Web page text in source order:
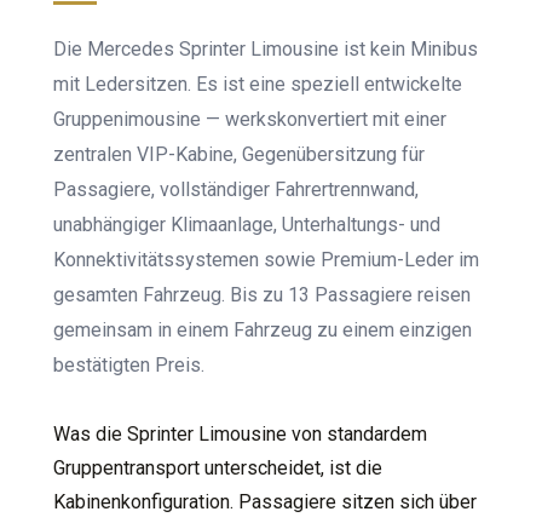
Die Mercedes Sprinter Limousine ist kein Minibus
mit Ledersitzen. Es ist eine speziell entwickelte
Gruppenimousine — werkskonvertiert mit einer
zentralen VIP-Kabine, Gegenübersitzung für
Passagiere, vollständiger Fahrertrennwand,
unabhängiger Klimaanlage, Unterhaltungs- und
Konnektivitätssystemen sowie Premium-Leder im
gesamten Fahrzeug. Bis zu 13 Passagiere reisen
gemeinsam in einem Fahrzeug zu einem einzigen
bestätigten Preis.
Was die Sprinter Limousine von standardem
Gruppentransport unterscheidet, ist die
Kabinenkonfiguration. Passagiere sitzen sich über